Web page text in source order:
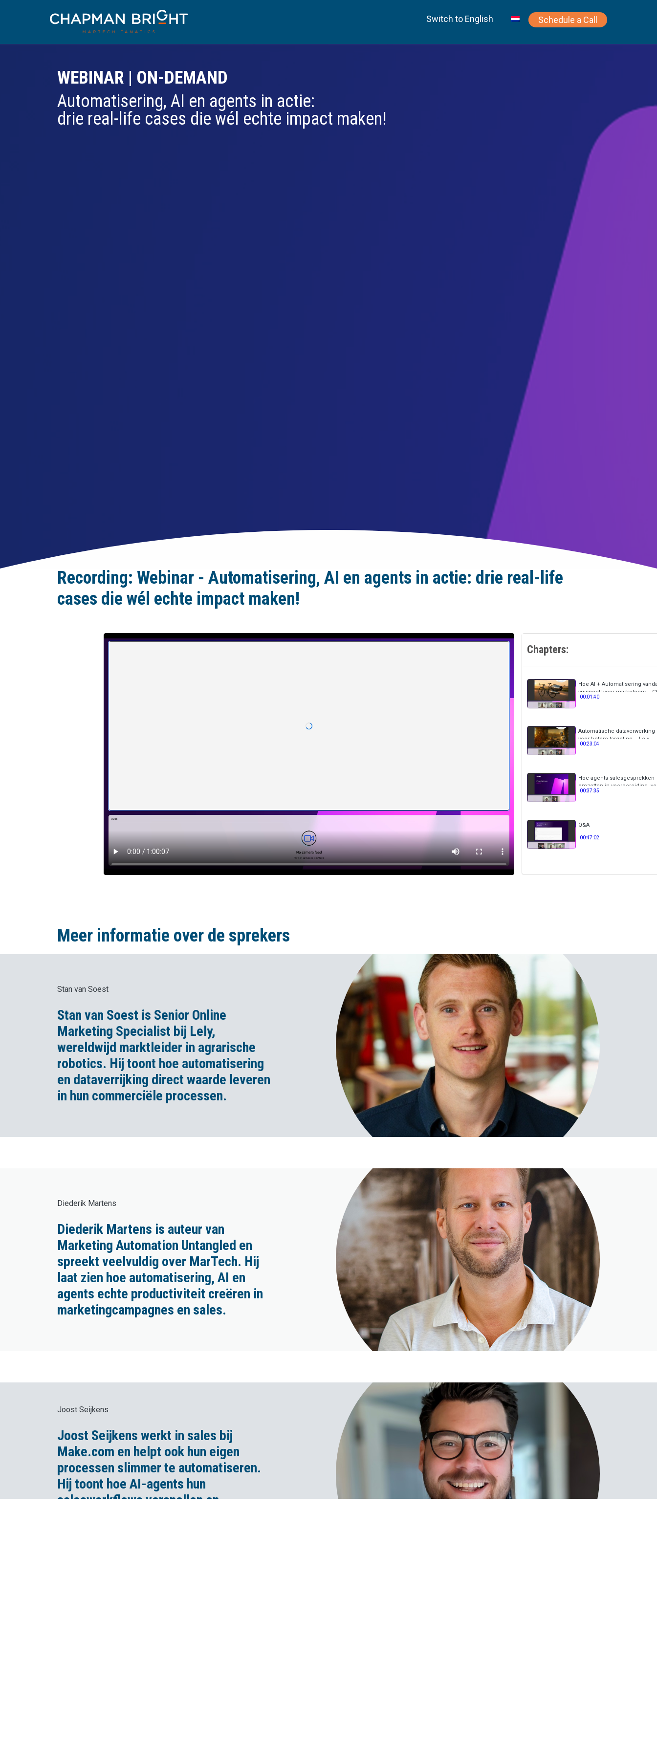
Switch to English Schedule a Call
WEBINAR | ON-DEMAND
Automatisering, AI en agents in actie:
drie real-life cases die wél echte impact maken!
Recording: Webinar - Automatisering, AI en agents in actie: drie real-life
cases die wél echte impact maken!
Chapters:
Hoe AI + Automatisering
vrijspeelt voor marketeers –
Bright
00:01:40
Automatische dataverwerking
voor betere targeting – Lely
International
00:23:04
Hoe agents salesgesprekken
omzetten in voorbereiding,
vervolgacties – Make.com
00:37:35
Q&A
00:47:02
Meer informatie over de sprekers
Stan van Soest
Stan van Soest is Senior Online
Marketing Specialist bij Lely,
wereldwijd marktleider in agrarische
robotics. Hij toont hoe automatisering
en dataverrijking direct waarde leveren
in hun commerciële processen.
Diederik Martens
Diederik Martens is auteur van
Marketing Automation Untangled en
spreekt veelvuldig over MarTech. Hij
laat zien hoe automatisering, AI en
agents echte productiviteit creëren in
marketingcampagnes en sales.
Joost Seijkens
Joost Seijkens werkt in sales bij
Make.com en helpt ook hun eigen
processen slimmer te automatiseren.
Hij toont hoe AI-agents hun
salesworkflows versnellen en